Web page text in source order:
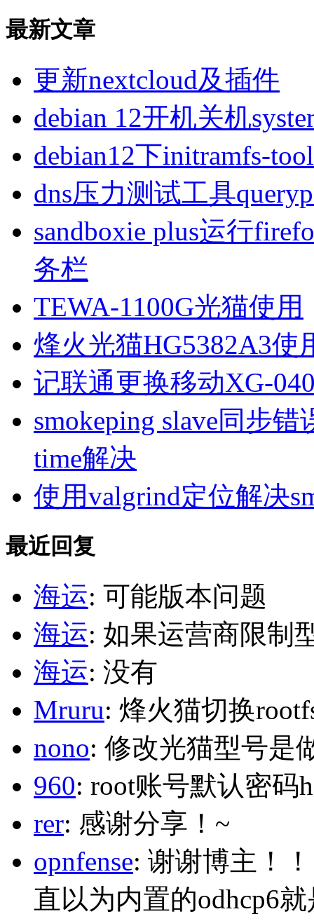
最新文章
更新nextcloud及插件
debian 12开机关机
debian12下initramfs-
dns压力测试工具
sandboxie plus运行
务栏
TEWA-1100G光猫使用
烽火光猫HG5382A3使
记联通更换移动XG-
smokeping slave同步错
time解决
使用valgrind定位解决
最近回复
海运: 可能版本问题
海运: 如果运营商限制
海运: 没有
Mruru: 烽火猫切换
nono: 修改光猫型号是
960: root账号默认密码
rer: 感谢分享！~
opnfense: 谢谢博主！
直以为内置的odhcp6